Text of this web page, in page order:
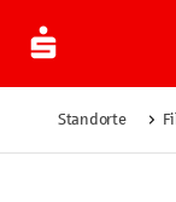
Standorte